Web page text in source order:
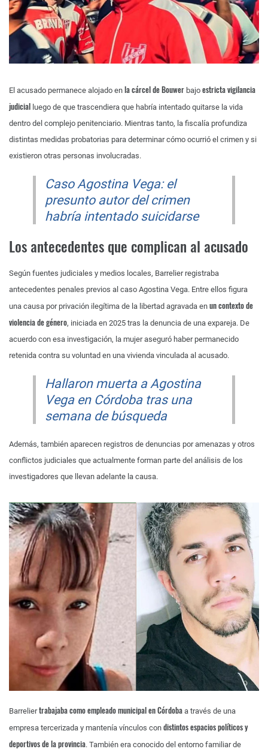
El acusado permanece alojado en la cárcel de Bouwer bajo estricta vigilancia
judicial luego de que trascendiera que habría intentado quitarse la vida
dentro del complejo penitenciario. Mientras tanto, la fiscalía profundiza
distintas medidas probatorias para determinar cómo ocurrió el crimen y si
existieron otras personas involucradas.
Caso Agostina Vega: el
presunto autor del crimen
habría intentado suicidarse
Los antecedentes que complican al acusado
Según fuentes judiciales y medios locales, Barrelier registraba
antecedentes penales previos al caso Agostina Vega. Entre ellos figura
una causa por privación ilegítima de la libertad agravada en un contexto de
violencia de género, iniciada en 2025 tras la denuncia de una expareja. De
acuerdo con esa investigación, la mujer aseguró haber permanecido
retenida contra su voluntad en una vivienda vinculada al acusado.
Hallaron muerta a Agostina
Vega en Córdoba tras una
semana de búsqueda
Además, también aparecen registros de denuncias por amenazas y otros
conflictos judiciales que actualmente forman parte del análisis de los
investigadores que llevan adelante la causa.
Barreliertrabajaba como empleado municipal en Córdoba a través de una
empresa tercerizada y mantenía vínculos con distintos espacios políticos y
deportivos de la provincia. También era conocido del entorno familiar de